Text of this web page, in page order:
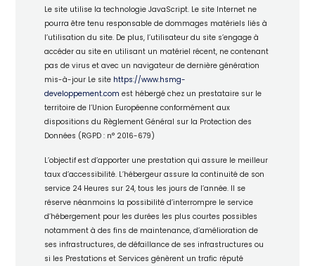
Le site utilise la technologie JavaScript. Le site Internet ne
pourra être tenu responsable de dommages matériels liés à
l’utilisation du site. De plus, l’utilisateur du site s’engage à
accéder au site en utilisant un matériel récent, ne contenant
pas de virus et avec un navigateur de dernière génération
mis-à-jour Le site https://www.hsmg-
developpement.com est hébergé chez un prestataire sur le
territoire de l’Union Européenne conformément aux
dispositions du Règlement Général sur la Protection des
Données (RGPD : n° 2016-679)
L’objectif est d’apporter une prestation qui assure le meilleur
taux d’accessibilité. L’hébergeur assure la continuité de son
service 24 Heures sur 24, tous les jours de l’année. Il se
réserve néanmoins la possibilité d’interrompre le service
d’hébergement pour les durées les plus courtes possibles
notamment à des fins de maintenance, d’amélioration de
ses infrastructures, de défaillance de ses infrastructures ou
si les Prestations et Services génèrent un trafic réputé